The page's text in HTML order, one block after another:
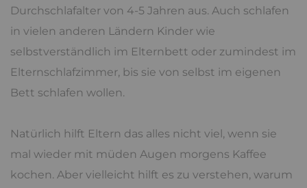
Durchschlafalter von 4-5 Jahren aus. Auch schlafen
in vielen anderen Ländern Kinder wie
selbstverständlich im Elternbett oder zumindest im
Elternschlafzimmer, bis sie von selbst im eigenen
Bett schlafen wollen.
Natürlich hilft Eltern das alles nicht viel, wenn sie
mal wieder mit müden Augen morgens Kaffee
kochen. Aber vielleicht hilft es zu verstehen, warum